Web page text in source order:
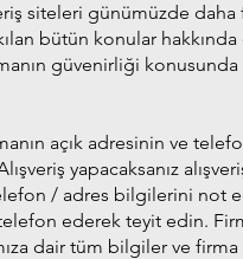
siteleri günümüzde daha
bütün konular
güvenirliği konusunda
açık adresinin ve
yapacaksanız
/ adres bilgilerini not
ederek teyit edin.
dair tüm bilgiler ve